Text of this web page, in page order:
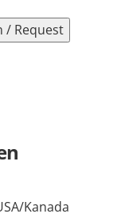
/ Request
Kanada